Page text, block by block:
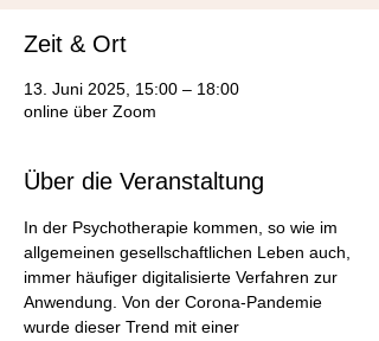
Zeit & Ort
13. Juni 2025, 15:00 – 18:00
online über Zoom
Über die Veranstaltung
In der Psychotherapie kommen, so wie im
allgemeinen gesellschaftlichen Leben auch,
immer häufiger digitalisierte Verfahren zur
Anwendung. Von der Corona-Pandemie
wurde dieser Trend mit einer